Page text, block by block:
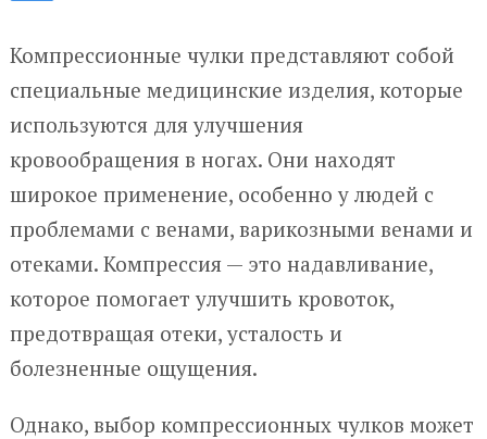
Компрессионные чулки представляют собой
специальные медицинские изделия, которые
используются для улучшения
кровообращения в ногах. Они находят
широкое применение, особенно у людей с
проблемами с венами, варикозными венами и
отеками. Компрессия — это надавливание,
которое помогает улучшить кровоток,
предотвращая отеки, усталость и
болезненные ощущения.
Однако, выбор компрессионных чулков может